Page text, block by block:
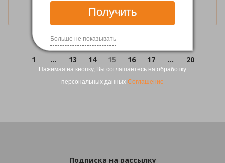
Получить
Больше не показывать
Нажимая на кнопку, Вы соглашаетесь на обработку
персональных данных Соглашение
Загрузить еще
1 ... 13 14 15 16 17 ... 20
Подписка на рассылку